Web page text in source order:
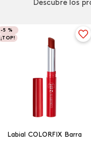
Descubre los
-5 %
¡TOP!
Labial COLORFIX Barra